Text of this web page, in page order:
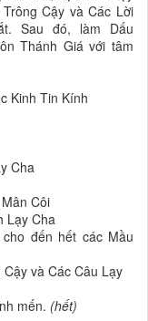
Cậy và Các Lời
Sau đó, làm Dấu
Thánh Giá với tâm
Kinh Tin Kính
Cha
Côi
Lạy Cha
đến hết các Mầu
và Các Câu Lạy
mến. (hết)